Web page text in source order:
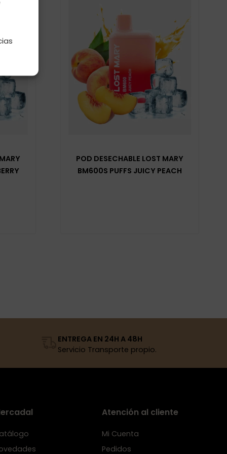
POD DESECHABLE LOST MARY
BM600S PUFFS JUICY PEACH
ENTREGA EN 24H A 48H
Servicio Transporte propio.
Atención al cliente
Mi Cuenta
Pedidos